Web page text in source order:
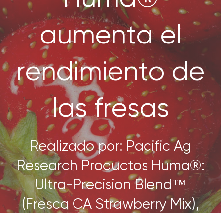
SOBRE NOSOTROS
CONTACTANOS
SEARCH
FOR:
aumenta el
rendimiento de
las fresas
Realizado por: Pacific Ag
Research Productos Huma®:
Ultra-Precision Blend™
(Fresca CA Strawberry Mix),